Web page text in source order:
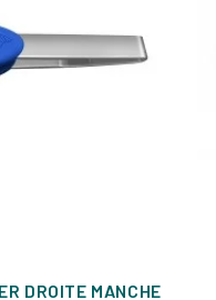
DROITE MANCHE